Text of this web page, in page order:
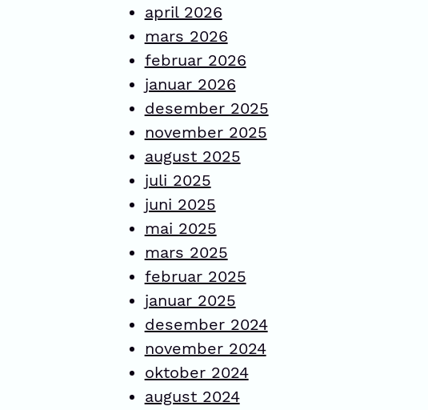
april 2026
mars 2026
februar 2026
januar 2026
desember 2025
november 2025
august 2025
juli 2025
juni 2025
mai 2025
mars 2025
februar 2025
januar 2025
desember 2024
november 2024
oktober 2024
august 2024